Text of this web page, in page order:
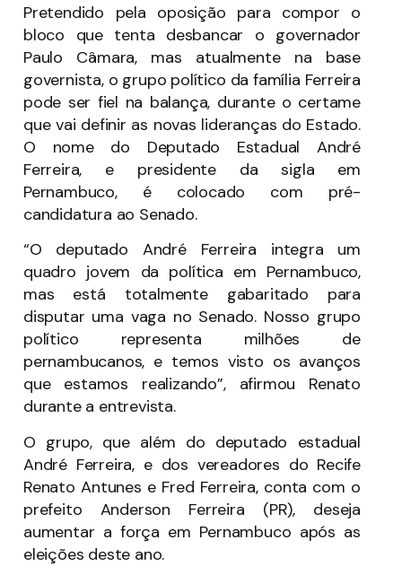
Pretendido pela oposição para compor o
bloco que tenta desbancar o governador
Paulo Câmara, mas atualmente na base
governista, o grupo político da família Ferreira
pode ser fiel na balança, durante o certame
que vai definir as novas lideranças do Estado.
O nome do Deputado Estadual André
Ferreira, e presidente da sigla em
Pernambuco, é colocado com pré-
candidatura ao Senado.
“O deputado André Ferreira integra um
quadro jovem da política em Pernambuco,
mas está totalmente gabaritado para
disputar uma vaga no Senado. Nosso grupo
político representa milhões de
pernambucanos, e temos visto os avanços
que estamos realizando”, afirmou Renato
durante a entrevista.
O grupo, que além do deputado estadual
André Ferreira, e dos vereadores do Recife
Renato Antunes e Fred Ferreira, conta com o
prefeito Anderson Ferreira (PR), deseja
aumentar a força em Pernambuco após as
eleições deste ano.